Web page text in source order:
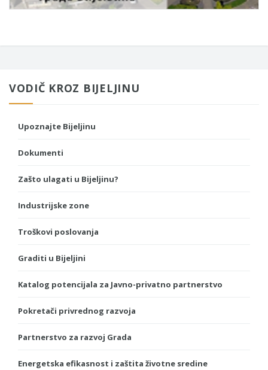
VODIČ KROZ BIJELJINU
Upoznajte Bijeljinu
Dokumenti
Zašto ulagati u Bijeljinu?
Industrijske zone
Troškovi poslovanja
Graditi u Bijeljini
Katalog potencijala za Javno-privatno partnerstvo
Pokretači privrednog razvoja
Partnerstvo za razvoj Grada
Energetska efikasnost i zaštita životne sredine